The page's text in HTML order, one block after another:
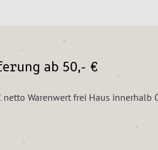
ab 50,- €
Warenwert frei Haus